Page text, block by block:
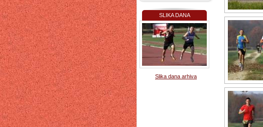
SLIKA DANA
Slika dana arhiva